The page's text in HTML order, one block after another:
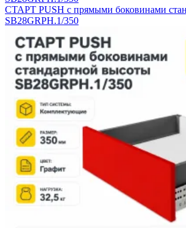
СТАРТ PUSH с прямыми боковинами
SB28GRPH.1/350